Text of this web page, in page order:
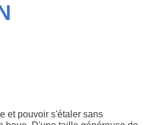
et pouvoir s'étaler sans